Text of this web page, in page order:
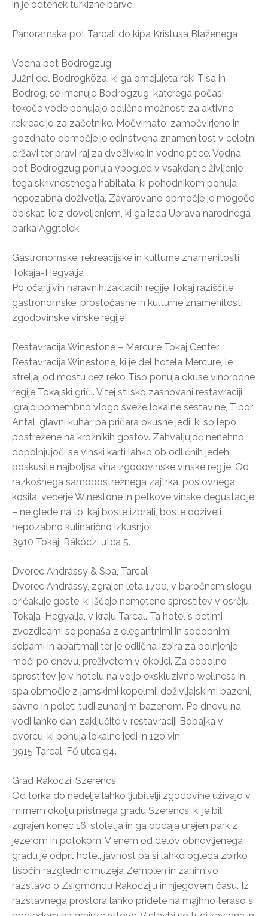
in je odtenek turkizne barve.
Panoramska pot Tarcali do kipa Kristusa Blaženega
Vodna pot Bodrogzug
Južni del Bodrogköza, ki ga omejujeta reki Tisa in
Bodrog, se imenuje Bodrogzug, katerega počasi
tekoče vode ponujajo odlične možnosti za aktivno
rekreacijo za začetnike. Močvirnato, zamočvirjeno in
gozdnato območje je edinstvena znamenitost v celotni
državi ter pravi raj za dvoživke in vodne ptice. Vodna
pot Bodrogzug ponuja vpogled v vsakdanje življenje
tega skrivnostnega habitata, ki pohodnikom ponuja
nepozabna doživetja. Zavarovano območje je mogoče
obiskati le z dovoljenjem, ki ga izda Uprava narodnega
parka Aggtelek.
Gastronomske, rekreacijske in kulturne znamenitosti
Tokaja-Hegyalja
Po očarljivih naravnih zakladih regije Tokaj raziščite
gastronomske, prostočasne in kulturne znamenitosti
zgodovinske vinske regije!
Restavracija Winestone – Mercure Tokaj Center
Restavracija Winestone, ki je del hotela Mercure, le
streljaj od mostu čez reko Tiso ponuja okuse vinorodne
regije Tokajski griči. V tej stilsko zasnovani restavraciji
igrajo pomembno vlogo sveže lokalne sestavine, Tibor
Antal, glavni kuhar, pa pričara okusne jedi, ki so lepo
postrežene na krožnikih gostov. Zahvaljujoč nenehno
dopolnjujoči se vinski karti lahko ob odličnih jedeh
poskusite najboljša vina zgodovinske vinske regije. Od
razkošnega samopostrežnega zajtrka, poslovnega
kosila, večerje Winestone in petkove vinske degustacije
– ne glede na to, kaj boste izbrali, boste doživeli
nepozabno kulinarično izkušnjo!
3910 Tokaj, Rákóczi utca 5.
Dvorec Andrássy & Spa, Tarcal
Dvorec Andrássy, zgrajen leta 1700, v baročnem slogu
pričakuje goste, ki iščejo nemoteno sprostitev v osrčju
Tokaja-Hegyalja, v kraju Tarcal. Ta hotel s petimi
zvezdicami se ponaša z elegantnimi in sodobnimi
sobami in apartmaji ter je odlična izbira za polnjenje
moči po dnevu, preživetem v okolici. Za popolno
sprostitev je v hotelu na voljo ekskluzivno wellness in
spa območje z jamskimi kopelmi, doživljajskimi bazeni,
savno in poleti tudi zunanjim bazenom. Po dnevu na
vodi lahko dan zaključite v restavraciji Bobajka v
dvorcu, ki ponuja lokalne jedi in 120 vin.
3915 Tarcal, Fő utca 94.
Grad Rákóczi, Szerencs
Od torka do nedelje lahko ljubitelji zgodovine uživajo v
mirnem okolju pristnega gradu Szerencs, ki je bil
zgrajen konec 16. stoletja in ga obdaja urejen park z
jezerom in potokom. V enem od delov obnovljenega
gradu je odprt hotel, javnost pa si lahko ogleda zbirko
tisočih razglednic muzeja Zemplén in zanimivo
razstavo o Zsigmondu Rákócziju in njegovem času. Iz
razstavnega prostora lahko pridete na majhno teraso s